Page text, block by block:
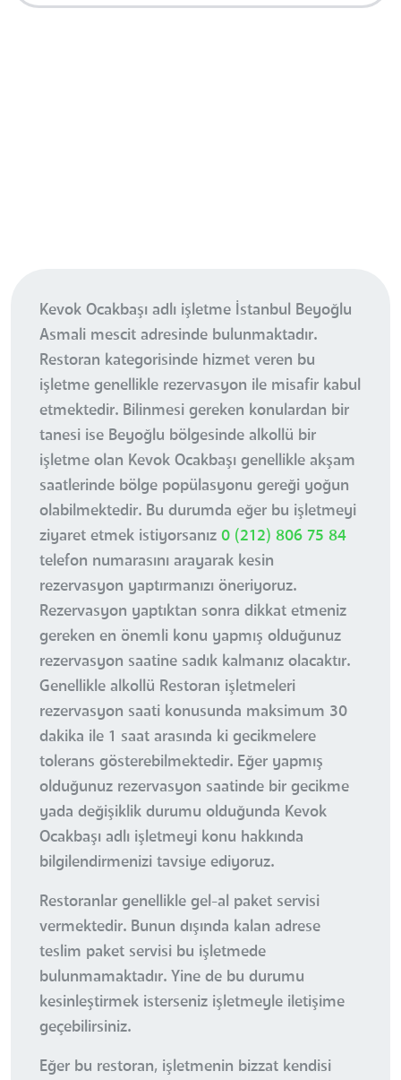
Kevok Ocakbaşı adlı işletme İstanbul Beyoğlu
Asmali mescit adresinde bulunmaktadır.
Restoran kategorisinde hizmet veren bu
işletme genellikle rezervasyon ile misafir kabul
etmektedir. Bilinmesi gereken konulardan bir
tanesi ise Beyoğlu bölgesinde alkollü bir
işletme olan Kevok Ocakbaşı genellikle akşam
saatlerinde bölge popülasyonu gereği yoğun
olabilmektedir. Bu durumda eğer bu işletmeyi
ziyaret etmek istiyorsanız 0 (212) 806 75 84
telefon numarasını arayarak kesin
rezervasyon yaptırmanızı öneriyoruz.
Rezervasyon yaptıktan sonra dikkat etmeniz
gereken en önemli konu yapmış olduğunuz
rezervasyon saatine sadık kalmanız olacaktır.
Genellikle alkollü Restoran işletmeleri
rezervasyon saati konusunda maksimum 30
dakika ile 1 saat arasında ki gecikmelere
tolerans gösterebilmektedir. Eğer yapmış
olduğunuz rezervasyon saatinde bir gecikme
yada değişiklik durumu olduğunda Kevok
Ocakbaşı adlı işletmeyi konu hakkında
bilgilendirmenizi tavsiye ediyoruz.
Restoranlar genellikle gel-al paket servisi
vermektedir. Bunun dışında kalan adrese
teslim paket servisi bu işletmede
bulunmamaktadır. Yine de bu durumu
kesinleştirmek isterseniz işletmeyle iletişime
geçebilirsiniz.
Eğer bu restoran, işletmenin bizzat kendisi